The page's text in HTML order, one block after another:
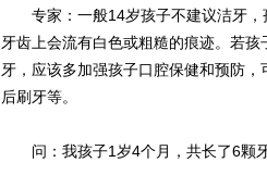
专家：一般14岁孩子不建议洁牙，
牙齿上会流有白色或粗糙的痕迹。若
牙，应该多加强孩子口腔保健和预防
后刷牙等。
问：我孩子1岁4个月，共长了6颗牙